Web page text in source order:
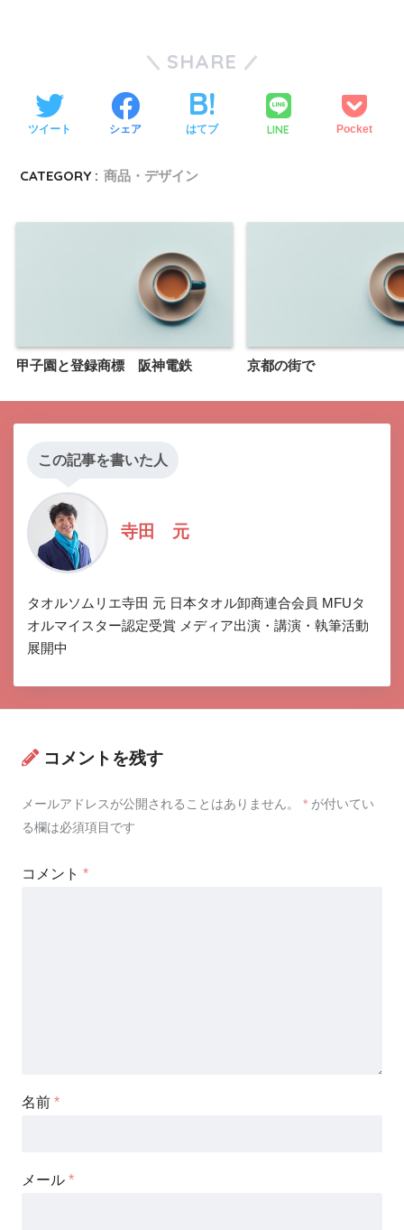
SHARE
ツイート シェア はてブ LINE Pocket
CATEGORY : 商品・デザイン
甲子園と登録商標 阪神電鉄 京都の街で
この記事を書いた人
寺田 元
タオルソムリエ寺田 元 日本タオル卸商連合会員 MFUタ
オルマイスター認定受賞 メディア出演・講演・執筆活動
展開中
コメントを残す
メールアドレスが公開されることはありません。 * が付いてい
る欄は必須項目です
コメント *
名前 *
メール *